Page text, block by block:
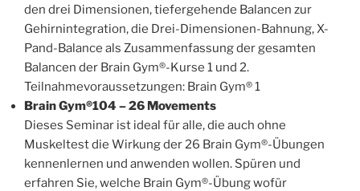
den drei Dimensionen, tiefergehende Balancen zur
Gehirnintegration, die Drei-Dimensionen-Bahnung, X-
Pand-Balance als Zusammenfassung der gesamten
Balancen der Brain Gym®-Kurse 1 und 2.
Teilnahmevoraussetzungen: Brain Gym® 1
Brain Gym®104 – 26 Movements
Dieses Seminar ist ideal für alle, die auch ohne
Muskeltest die Wirkung der 26 Brain Gym®-Übungen
kennenlernen und anwenden wollen. Spüren und
erfahren Sie, welche Brain Gym®-Übung wofür